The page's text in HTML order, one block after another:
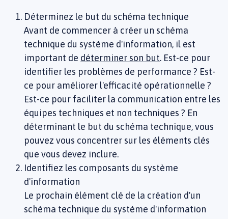
Déterminez le but du schéma technique
Avant de commencer à créer un schéma
technique du système d'information, il est
important de déterminer son but. Est-ce pour
identifier les problèmes de performance ? Est-
ce pour améliorer l'efficacité opérationnelle ?
Est-ce pour faciliter la communication entre les
équipes techniques et non techniques ? En
déterminant le but du schéma technique, vous
pouvez vous concentrer sur les éléments clés
que vous devez inclure.
Identifiez les composants du système
d'information
Le prochain élément clé de la création d'un
schéma technique du système d'information